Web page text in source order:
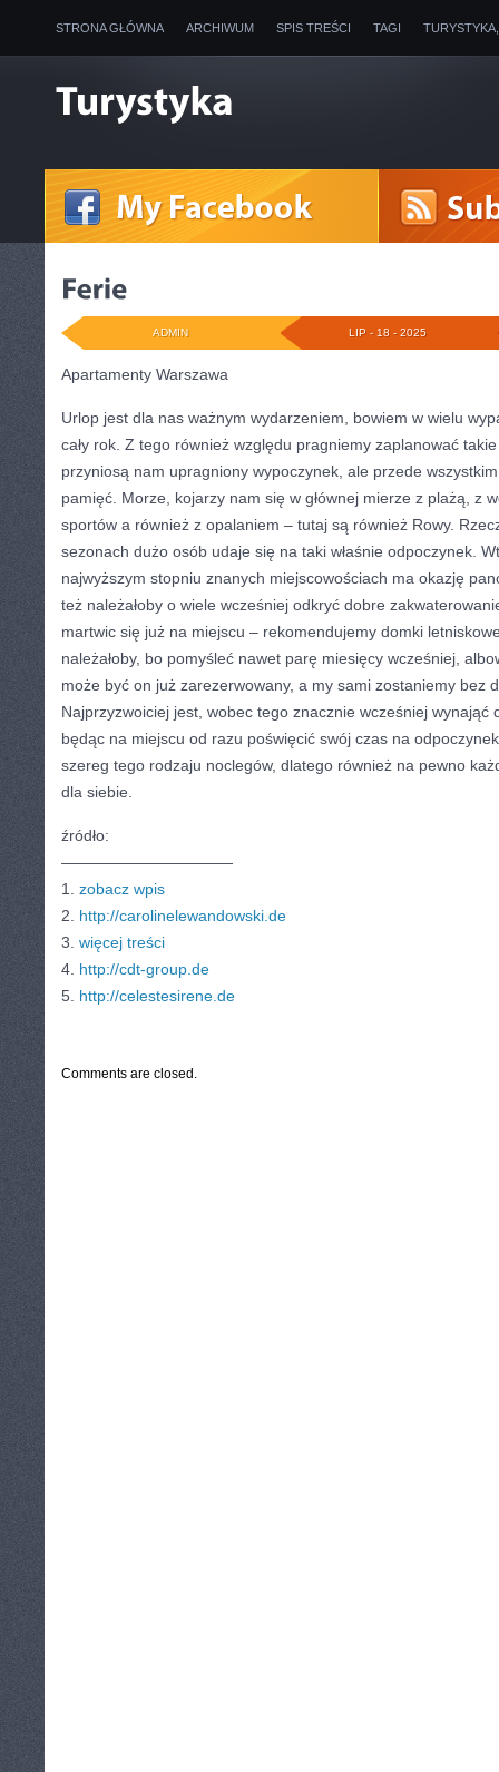
STRONA GŁÓWNA ARCHIWUM SPIS TREŚCI TAGI
LIP - 18 - 2025
ADMIN
Apartamenty Warszawa
Urlop jest dla nas ważnym wydarzeniem, bowiem w wielu
cały rok. Z tego również względu pragniemy zaplanować
przyniosą nam upragniony wypoczynek, ale przede
pamięć. Morze, kojarzy nam się w głównej mierze z plażą, z
sportów a również z opalaniem – tutaj są również Rowy.
sezonach dużo osób udaje się na taki właśnie odpoczynek.
najwyższym stopniu znanych miejscowościach ma okazję
też należałoby o wiele wcześniej odkryć dobre
martwic się już na miejscu – rekomendujemy domki
należałoby, bo pomyśleć nawet parę miesięcy wcześniej,
może być on już zarezerwowany, a my sami zostaniemy bez
Najprzyzwoiciej jest, wobec tego znacznie wcześniej wynająć
będąc na miejscu od razu poświęcić swój czas na
szereg tego rodzaju noclegów, dlatego również na pewno
dla siebie.
źródło:
———————————
1. zobacz wpis
2. http://carolinelewandowski.de
3. więcej treści
4. http://cdt-group.de
5. http://celestesirene.de
Comments are closed.